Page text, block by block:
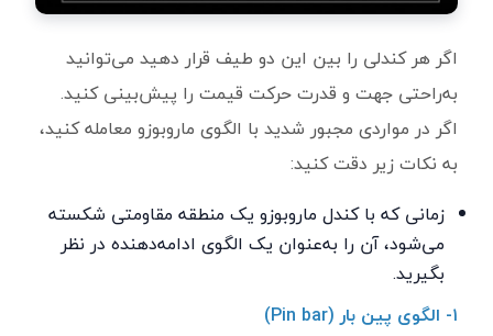
اگر هر کندلی را بین این دو طیف قرار دهید می‌توانید
به‌راحتی جهت و قدرت حرکت قیمت را پیش‌بینی کنید.
اگر در مواردی مجبور شدید با الگوی ماروبوزو معامله کنید،
به نکات زیر دقت کنید:
زمانی که با کندل ماروبوزو یک منطقه مقاومتی شکسته
می‌شود، آن را به‌عنوان یک الگوی ادامه‌دهنده در نظر
بگیرید.
۱- الگوی پین بار (
Pin bar
)